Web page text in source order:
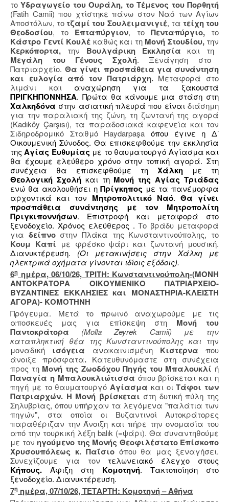
τοΥδραγωγείο του Ουράλη, το Τέμενος του Πορθητή
(Fatih Camii) που χτίστηκε πάνω στον Ναό των Αγίων
Αποστόλων, το τζαμί του Σουλειμανιγιέ, τα τείχη του
Θεοδοσίου, το Επταπύργιον, το Πενταπύργιο, το
Κάστρο Γεντί Κουλέ καθώς και τη Μονή Στουδίου, την
Κερκόπορτα, την Βουλγάρικη Εκκλησίακαι τη
Μεγάλη του Γένους Σχολή. Ξενάγηση στο
Πατριαρχείο. Θα γίνει προσπάθεια για συνάντηση
και ευλογία από τον Πατριάρχη.Μεταφορά στο
λιμάνι και αναχώρηση για τα ξακουστά
ΠΡΙΓΚΗΠΟΝΝΗΣΑ. Πρώτα θα κάνουμε μια στάση στη
Χαλκηδόνα στην ασιατική πλευρά που είναι διάσημη
για την παραλιακή της ζώνη, τη ζωντανή της αγορά
(Kadıköy Çarşısı), τα παραδοσιακά καφενεία και τον
Σιδηροδρομικό Σταθμό Haydarpaşa όπου έγινε η Δ’
Οικουμενική Σύνοδος. Θα επισκεφθούμε την εκκλησία
τηςΑγίας Ευθυμίας με το θαυματουργό Αγίασμα και
θα έχουμε ελεύθερο χρόνο στην τοπική αγορά. Στη
συνέχεια θα επισκεφθούμε τη Χάλκη με τη
Θεολογική Σχολήκαι τη Μονή της Αγίας Τριάδας
ενώ θα ακολουθήσει ηΠρίγκηπος με τα πανέμορφα
αρχοντικά και τον Μητροπολιτικό Ναό. Θα γίνει
προσπάθεια συνάντησης με τον Μητροπολίτη
Πριγκιποννήσων. Επιστροφή και μεταφορά στο
ξενοδοχείο. Χρόνος ελεύθερος .Το βράδυ μεταφορά
για δείπνο στην Πλάκα της Κωνσταντινούπολης, το
Κουμ Καπί με φρέσκο ψάρι και ζωντανή μουσική.
Διανυκτέρευση. (Οι μετακινήσεις στην Χάλκη με
ηλεκτρικά οχήματα γίνονται ιδίοις εξόδοις).
6η ημέρα, 06/10/26, ΤΡΙΤΗ: Κωνσταντινούπολη-(ΜΟΝΗ
ΑΝΤΟΚΡΑΤΟΡΑ ΟΙΚΟΥΜΕΝΙΚΟ ΠΑΤΡΙΑΡΧΕΙΟ-
ΒΥΖΑΝΤΙΝΕΣ ΕΚΚΛΗΣΙΕΣ και ΜΟΝΑΣΤΗΡΙΑ-ΚΛΕΙΣΤΗ
ΑΓΟΡΑ)- ΚΟΜΟΤΗΝΗ
Πρόγευμα. Μετά το πρωινό αναχωρούμε με τις
αποσκευές μας για επίσκεψη στη Μονή του
Παντοκράτορα (Molla Zeyrek Camii) με την
καταπληκτική θέα της Κωνσταντινούπολης και την
μοναδική ισόγεια ανακαινισμένη Κιστερνα που
άνοιξε πρόσφατα.Κατευθυνόμαστε στη συνέχεια
προς τη Μονή της Ζωοδόχου Πηγής του Μπαλουκλί ή
Παναγία η Μπαλουκλιώτισσα όπου βρίσκεται και η
πηγή με το θαυματουργό Αγίασμα και οιΤάφοι των
Πατριαρχών. Η Μονή βρίσκεται στη δυτική πύλη της
Σηλυβρίας, όπου υπήρχαν τα λεγόμενα "παλάτια των
πηγών", στα οποία οι Βυζαντινοί Αυτοκράτορες
παραθέριζαν την Άνοιξη και πήρε την ονομασία του
από την τουρκική λέξη balık (=ψάρι). Θα συναντηθούμε
με τον ηγούμενο της Μονής Θεοφιλέστατο Επίσκοπο
Χρυσουπόλεως κ. Παΐσιοόπου θα μας ξεναγήσει.
Συνεχίζουμε για τον τελωνειακό έλεγχο στους
Κήπους. Άφιξη στη Κομοτηνή. Τακτοποίηση στο
ξενοδοχείο. Διανυκτέρευση.
7η ημέρα, 07/10/26, ΤΕΤΑΡΤΗ: Κομοτηνή – Αθήνα